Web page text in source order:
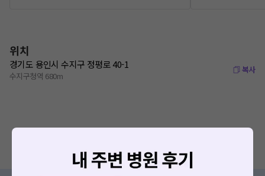
위치
경기도 용인시 수지구 정평로 40-1
수지구청역 680m
복사